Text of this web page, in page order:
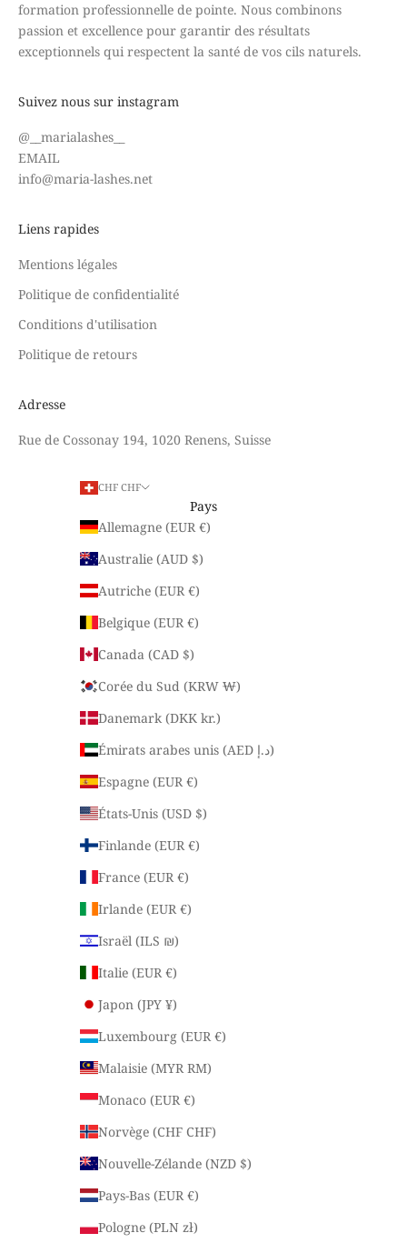
formation professionnelle de pointe. Nous combinons
passion et excellence pour garantir des résultats
exceptionnels qui respectent la santé de vos cils naturels.
Suivez nous sur instagram
@ __marialashes__
EMAIL
info@maria-lashes.net
Liens rapides
Mentions légales
Politique de confidentialité
Conditions d'utilisation
Politique de retours
Adresse
Rue de Cossonay 194, 1020 Renens, Suisse
CHF CHF
Pays
Allemagne (EUR €)
Australie (AUD $)
Autriche (EUR €)
Belgique (EUR €)
Canada (CAD $)
Corée du Sud (KRW ₩)
Danemark (DKK kr.)
Émirats arabes unis (AED د.إ)
Espagne (EUR €)
États-Unis (USD $)
Finlande (EUR €)
France (EUR €)
Irlande (EUR €)
Israël (ILS ₪)
Italie (EUR €)
Japon (JPY ¥)
Luxembourg (EUR €)
Malaisie (MYR RM)
Monaco (EUR €)
Norvège (CHF CHF)
Nouvelle-Zélande (NZD $)
Pays-Bas (EUR €)
Pologne (PLN zł)